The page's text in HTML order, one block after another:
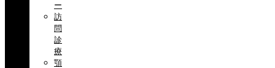
ー
訪
問
診
療
顎